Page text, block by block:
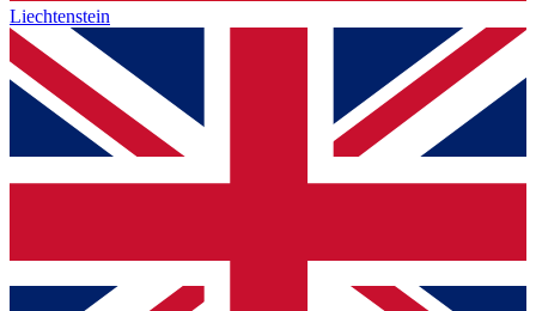
Liechtenstein